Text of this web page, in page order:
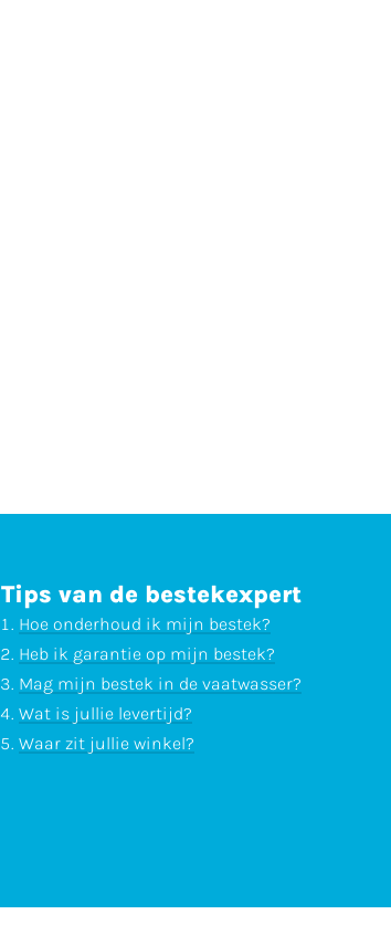
Tips van de bestekexpert
Hoe onderhoud ik mijn bestek?
Heb ik garantie op mijn bestek?
Mag mijn bestek in de vaatwasser?
Wat is jullie levertijd?
Waar zit jullie winkel?